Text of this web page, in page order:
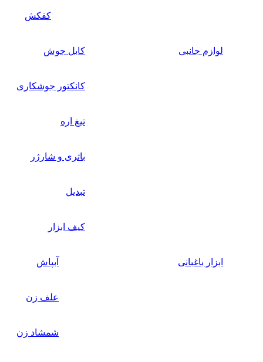
کفکش
لوازم جانبی کابل جوش
کانکتور جوشکاری
تیغ اره
باتری و شارژر
تبدیل
کیف ابزار
ابزار باغبانی آبپاش
علف زن
شمشاد زن